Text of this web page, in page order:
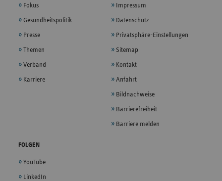
Fokus
Gesundheitspolitik
Presse
Themen
Verband
Karriere
Impressum
Datenschutz
Privatsphäre-Einstellungen
Sitemap
Kontakt
Anfahrt
Bildnachweise
Barrierefreiheit
Barriere melden
FOLGEN
YouTube
LinkedIn